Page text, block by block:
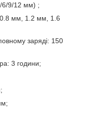
6/9/12 мм) ;
0.8 мм, 1.2 мм, 1.6
заряді: 150
3 години;